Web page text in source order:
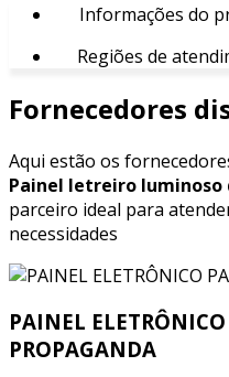
Informações do
Regiões de
Fornecedores
Aqui estão os
Painel letreiro luminoso
parceiro ideal para
necessidades
PAINEL
PROPAGANDA